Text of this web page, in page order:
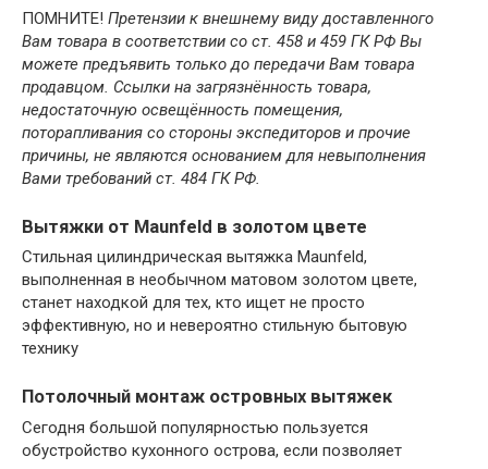
ПОМНИТЕ! Претензии к внешнему виду доставленного
Вам товара в соответствии со ст. 458 и 459 ГК РФ Вы
можете предъявить только до передачи Вам товара
продавцом. Ссылки на загрязнённость товара,
недостаточную освещённость помещения,
поторапливания со стороны экспедиторов и прочие
причины, не являются основанием для невыполнения
Вами требований ст. 484 ГК РФ.
Вытяжки от Maunfeld в золотом цвете
Стильная цилиндрическая вытяжка Maunfeld,
выполненная в необычном матовом золотом цвете,
станет находкой для тех, кто ищет не просто
эффективную, но и невероятно стильную бытовую
технику
Потолочный монтаж островных вытяжек
Сегодня большой популярностью пользуется
обустройство кухонного острова, если позволяет